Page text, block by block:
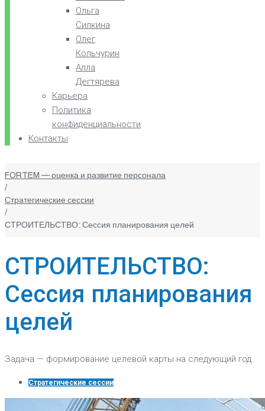
Ольга
Силкина
Олег
Кольчурин
Алла
Дегтярева
Карьера
Политика
конфиденциальности
Контакты
FORTEM — оценка и развитие персонала
/
Стратегические сессии
/
СТРОИТЕЛЬСТВО: Сессия планирования целей
СТРОИТЕЛЬСТВО:
Сессия планирования
целей
Задача — формирование целевой карты на следующий год.
Стратегические сессии